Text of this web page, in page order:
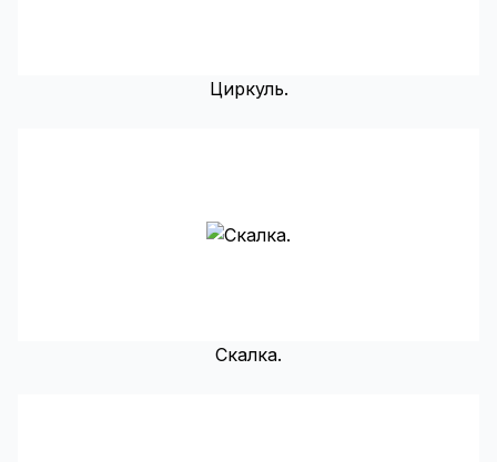
Циркуль.
Скалка.